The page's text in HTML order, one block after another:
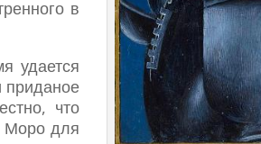
в
удается
приданое
что
Моро для